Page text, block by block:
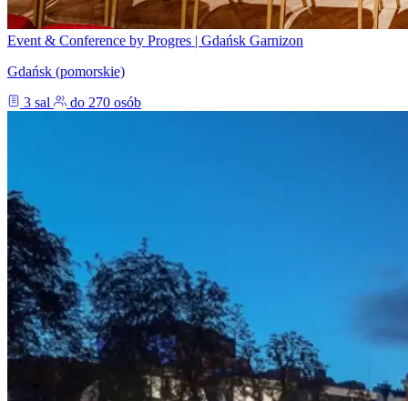
Event & Conference by Progres | Gdańsk Garnizon
Gdańsk (pomorskie)
3 sal
do 270 osób